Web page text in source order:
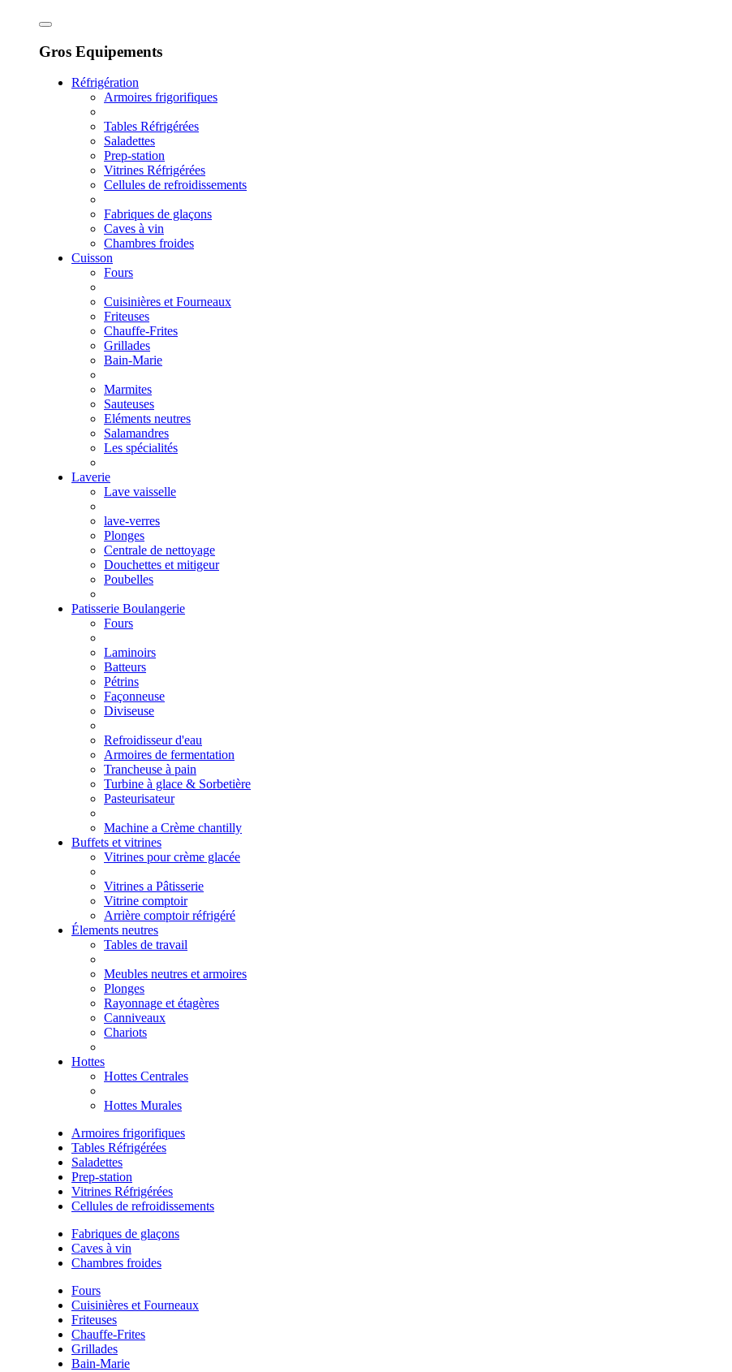
Gros Equipements
Réfrigération
Armoires frigorifiques
Tables Réfrigérées
Saladettes
Prep-station
Vitrines Réfrigérées
Cellules de refroidissements
Fabriques de glaçons
Caves à vin
Chambres froides
Cuisson
Fours
Cuisinières et Fourneaux
Friteuses
Chauffe-Frites
Grillades
Bain-Marie
Marmites
Sauteuses
Eléments neutres
Salamandres
Les spécialités
Laverie
Lave vaisselle
lave-verres
Plonges
Centrale de nettoyage
Douchettes et mitigeur
Poubelles
Patisserie Boulangerie
Fours
Laminoirs
Batteurs
Pétrins
Façonneuse
Diviseuse
Refroidisseur d'eau
Armoires de fermentation
Trancheuse à pain
Turbine à glace & Sorbetière
Pasteurisateur
Machine a Crème chantilly
Buffets et vitrines
Vitrines pour crème glacée
Vitrines a Pâtisserie
Vitrine comptoir
Arrière comptoir réfrigéré
Élements neutres
Tables de travail
Meubles neutres et armoires
Plonges
Rayonnage et étagères
Canniveaux
Chariots
Hottes
Hottes Centrales
Hottes Murales
Armoires frigorifiques
Tables Réfrigérées
Saladettes
Prep-station
Vitrines Réfrigérées
Cellules de refroidissements
Fabriques de glaçons
Caves à vin
Chambres froides
Fours
Cuisinières et Fourneaux
Friteuses
Chauffe-Frites
Grillades
Bain-Marie